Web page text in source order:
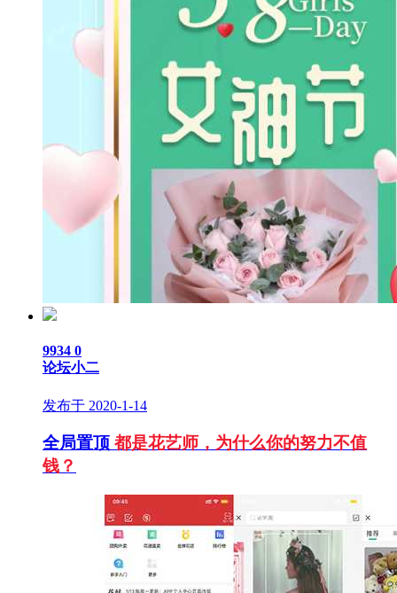
9934 0
论坛小二
发布于 2020-1-14
全局置顶 都是花艺师，为什么你的努力不值
钱？